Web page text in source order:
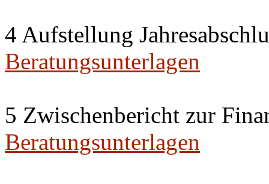
4 Aufstellung
Beratungsunterlagen
5 Zwischenbericht zur
Beratungsunterlagen